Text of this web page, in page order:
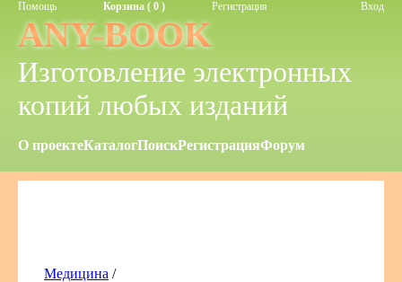
Помощь Корзина ( 0 ) Регистрация Вход
ANY-BOOK
Изготовление электронных
копий любых изданий
О проектеКаталогПоискРегистрацияФорум
Медицина /